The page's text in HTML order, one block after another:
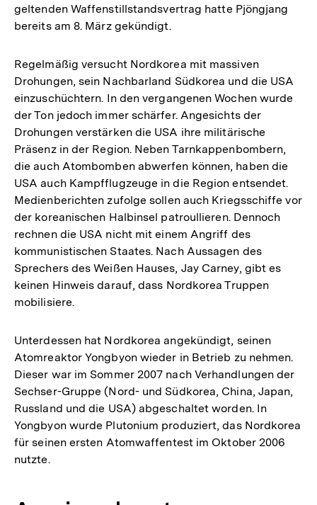
geltenden Waffenstillstandsvertrag hatte Pjöngjang
bereits am 8. März gekündigt.
Regelmäßig versucht Nordkorea mit massiven
Drohungen, sein Nachbarland Südkorea und die USA
einzuschüchtern. In den vergangenen Wochen wurde
der Ton jedoch immer schärfer. Angesichts der
Drohungen verstärken die USA ihre militärische
Präsenz in der Region. Neben Tarnkappenbombern,
die auch Atombomben abwerfen können, haben die
USA auch Kampfflugzeuge in die Region entsendet.
Medienberichten zufolge sollen auch Kriegsschiffe vor
der koreanischen Halbinsel patroullieren. Dennoch
rechnen die USA nicht mit einem Angriff des
kommunistischen Staates. Nach Aussagen des
Sprechers des Weißen Hauses, Jay Carney, gibt es
keinen Hinweis darauf, dass Nordkorea Truppen
mobilisiere.
Unterdessen hat Nordkorea angekündigt, seinen
Atomreaktor Yongbyon wieder in Betrieb zu nehmen.
Dieser war im Sommer 2007 nach Verhandlungen der
Sechser-Gruppe (Nord- und Südkorea, China, Japan,
Russland und die USA) abgeschaltet worden. In
Yongbyon wurde Plutonium produziert, das Nordkorea
für seinen ersten Atomwaffentest im Oktober 2006
nutzte.